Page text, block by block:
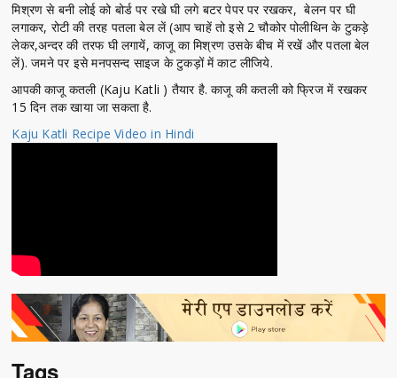
मिश्रण से बनी लोई को बोर्ड पर रखे घी लगे बटर पेपर पर रखकर, बेलन पर घी
लगाकर, रोटी की तरह पतला बेल लें (आप चाहें तो इसे 2 चौकोर पोलीथिन के टुकड़े
लेकर,अन्दर की तरफ घी लगायें, काजू का मिश्रण उसके बीच में रखें और पतला बेल
लें). जमने पर इसे मनपसन्द साइज के टुकड़ों में काट लीजिये.
आपकी काजू कतली (Kaju Katli ) तैयार है. काजू की कतली को फ्रिज में रखकर
15 दिन तक खाया जा सकता है.
Kaju Katli Recipe Video in Hindi
Tags